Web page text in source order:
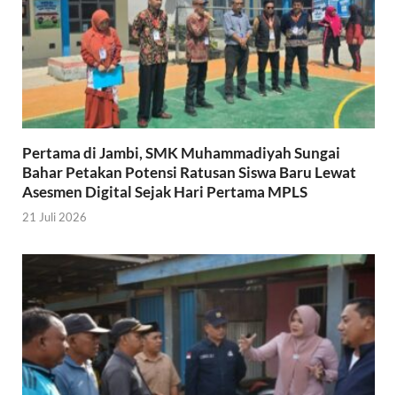
Pertama di Jambi, SMK Muhammadiyah Sungai
Bahar Petakan Potensi Ratusan Siswa Baru Lewat
Asesmen Digital Sejak Hari Pertama MPLS
21 Juli 2026